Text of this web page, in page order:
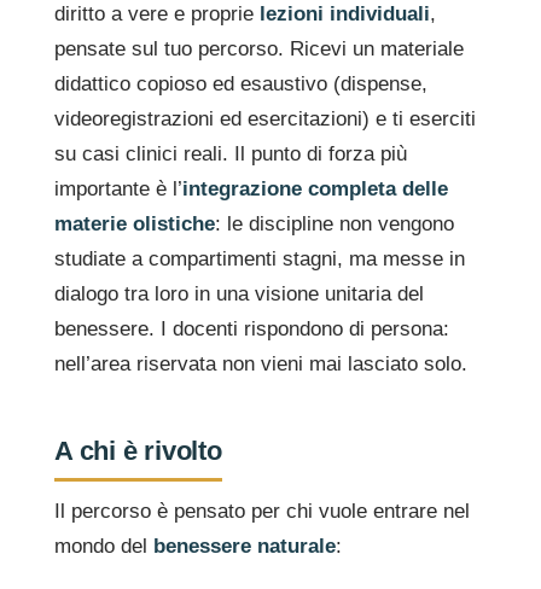
diritto a vere e proprie lezioni individuali,
pensate sul tuo percorso. Ricevi un materiale
didattico copioso ed esaustivo (dispense,
videoregistrazioni ed esercitazioni) e ti eserciti
su casi clinici reali. Il punto di forza più
importante è l’integrazione completa delle
materie olistiche: le discipline non vengono
studiate a compartimenti stagni, ma messe in
dialogo tra loro in una visione unitaria del
benessere. I docenti rispondono di persona:
nell’area riservata non vieni mai lasciato solo.
A chi è rivolto
Il percorso è pensato per chi vuole entrare nel
mondo del
benessere naturale: